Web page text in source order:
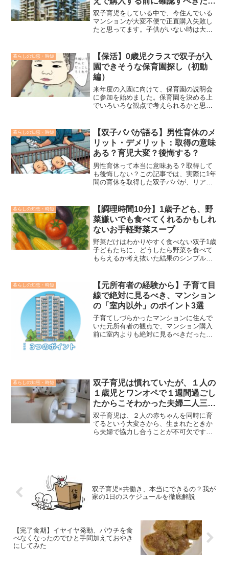
たポイント
双子育児をしている中で、今住んでいる
マンションが大変不便で正直購入失敗し
たと思ってます。子供がいない時は大変
今からマンション購入される方（特に双
子確定の方）には不便な思いはしてほし
くないので、実際に購入して不便を感じ
ている僕たちから、買う前に気にしてお
くべきポイントをお伝えできればと思い
ます。
暮らしの知恵・時短
【保活】0歳児クラスで双子が入
園できそうな保育園探し（初動
編）
来年度の入園に向けて、保育園の説明会
に参加を始めました。保育園を決める上
でいろいろな観点で考えられるかと思い
が近づいてきました。10月に第一志望か
ら第三志望まで決めて願書を出す必要が
あります。この１か月で決めにかからな
いといけないのですが、いろいろな条件
がごちゃごちゃしている状況なので、頭
の整理してみようと思います。
暮らしの知恵・時短
【双子パパが語る】男性育休のメ
リット・デメリット：取得の意味
ある？育児大変？後悔する？
男性育休って本当に意味ある？取得して
も後悔しない？この記事では、実際に1年
間の育休を取得した双子パパが、リアル
係、具体的な体験談であなたの不安を解
消します。
暮らしの知恵・時短
【調理時間10分】1歳子ども、野
菜嫌いでも食べてくれるかもしれ
ないお手軽野菜スープ
野菜だけはわかりやすく食べない双子1歳
子どもたちに、どうしたら野菜を食べて
もらえるか考え抜いた結果のシンプルで
児の時短にもつながるかと思います。
暮らしの知恵・時短
【元所有者の経験から】子育て目
線で絶対に見るべき、マンション
の「室内以外」のポイント3選
子育てしづらかったマンションに住んで
いた元所有者の観点で、マンション購入
前に室内よりも絶対に見るべきだったポ
暮らしの知恵・時短
双子育児は慣れていたが、１人の
１歳児とワンオペで１週間過ごし
たからこそわかった夫婦二人三脚
の大切さ
双子育児は、２人の赤ちゃんを同時に育
てるという大変さから、生まれたときか
ら夫婦で協力し合うことが不可欠です。
双子育児×共働き、本当にできるの？我が
家の1日のスケジュールを徹底解説
【完了食期】イヤイヤ発動、パウチを食
べなくなったのでひと手間加えておやき
にしてみた